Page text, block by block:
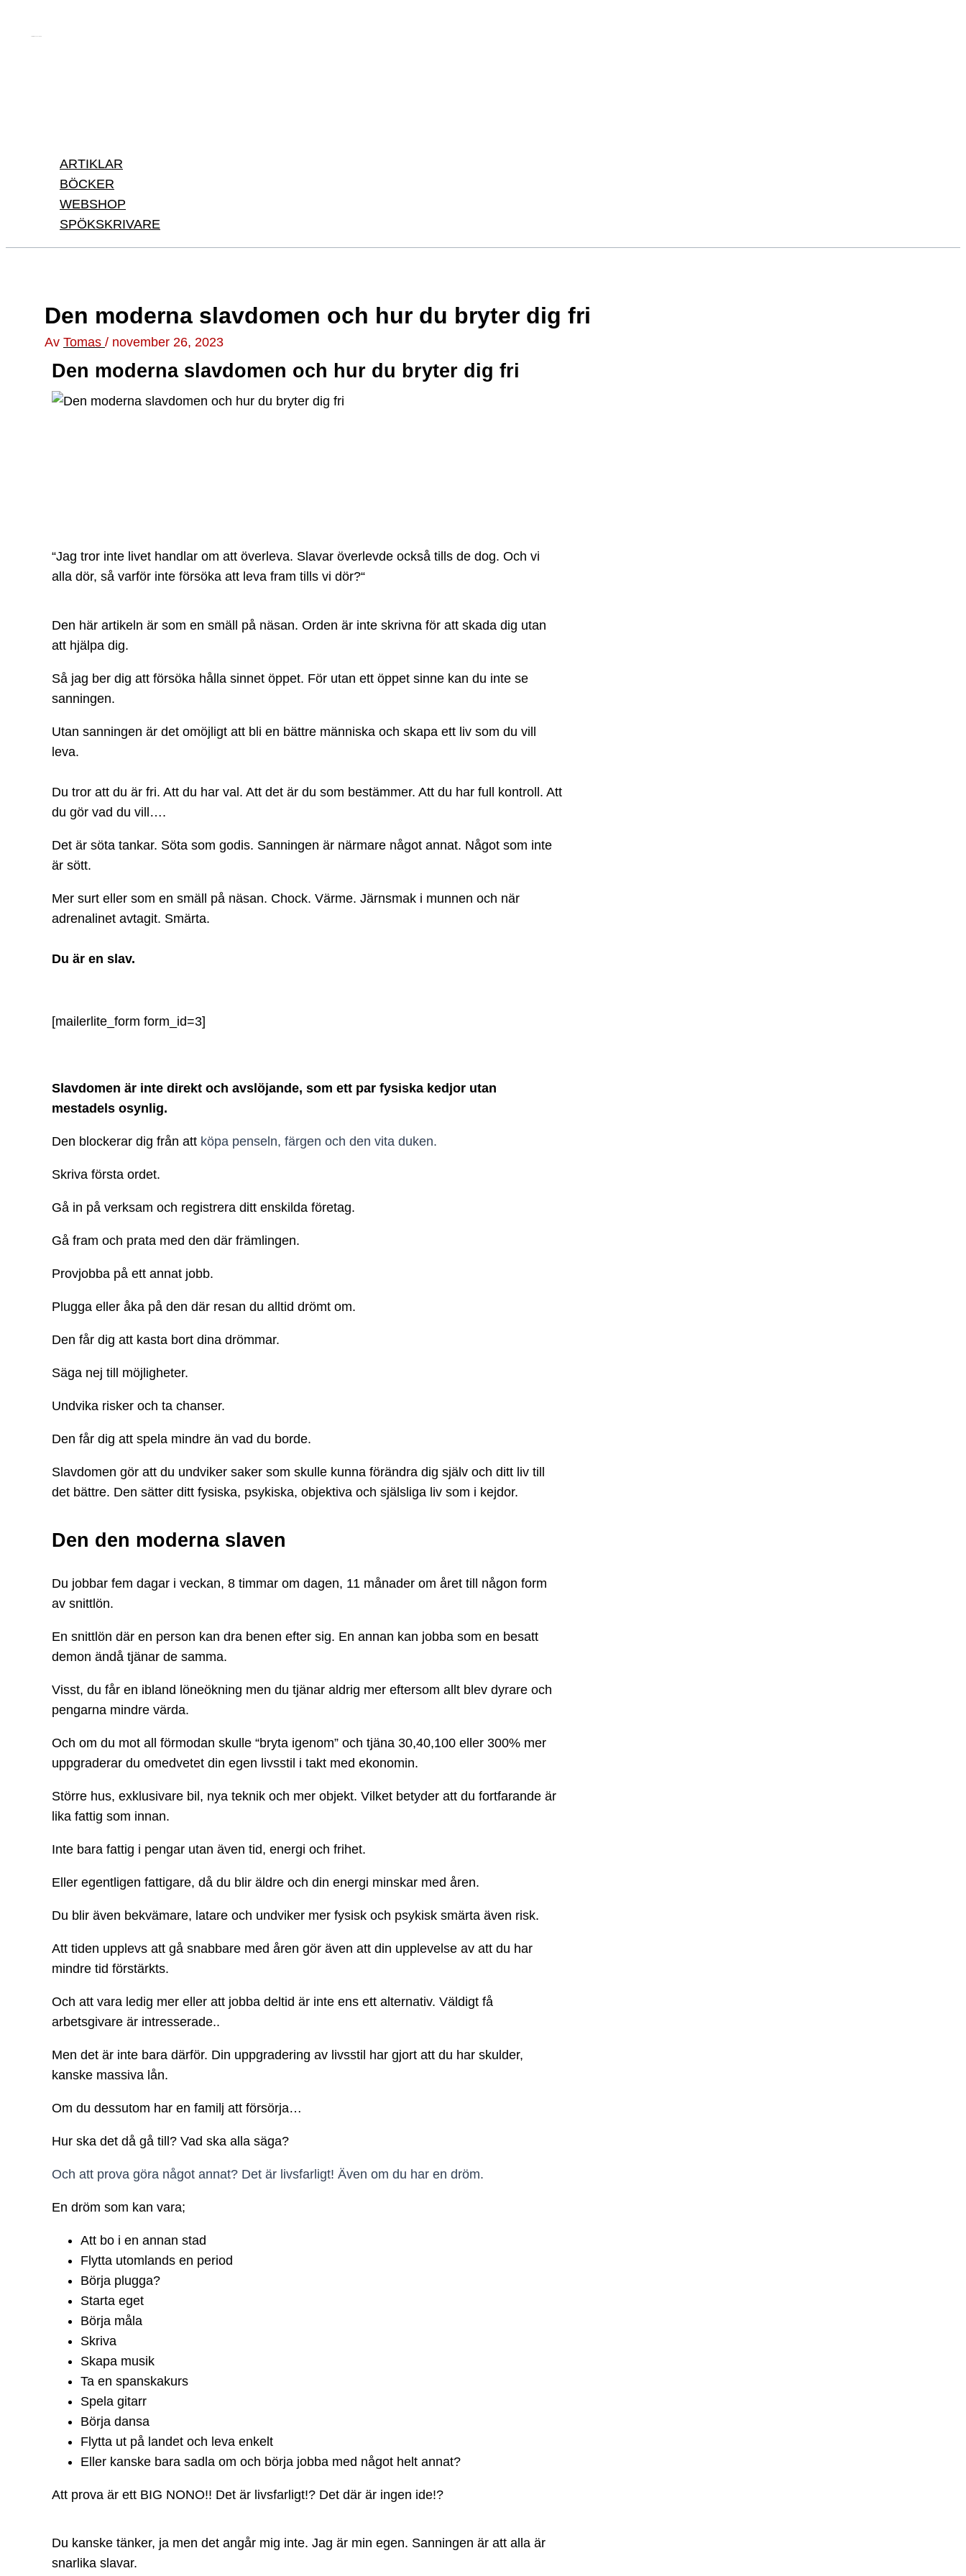
ARTIKLAR
BÖCKER
WEBSHOP
SPÖKSKRIVARE
Den moderna slavdomen och hur du bryter dig fri
Av Tomas / november 26, 2023
Den moderna slavdomen och hur du bryter dig fri
“Jag tror inte livet handlar om att överleva. Slavar överlevde också tills de dog. Och vi
alla dör, så varför inte försöka att leva fram tills vi dör?“
Den här artikeln är som en smäll på näsan. Orden är inte skrivna för att skada dig utan
att hjälpa dig.
Så jag ber dig att försöka hålla sinnet öppet. För utan ett öppet sinne kan du inte se
sanningen.
Utan sanningen är det omöjligt att bli en bättre människa och skapa ett liv som du vill
leva.
Du tror att du är fri. Att du har val. Att det är du som bestämmer. Att du har full kontroll. Att
du gör vad du vill….
Det är söta tankar. Söta som godis. Sanningen är närmare något annat. Något som inte
är sött.
Mer surt eller som en smäll på näsan. Chock. Värme. Järnsmak i munnen och när
adrenalinet avtagit. Smärta.
Du är en slav.
[mailerlite_form form_id=3]
Slavdomen är inte direkt och avslöjande, som ett par fysiska kedjor utan
mestadels osynlig.
Den blockerar dig från att köpa penseln, färgen och den vita duken.
Skriva första ordet.
Gå in på verksam och registrera ditt enskilda företag.
Gå fram och prata med den där främlingen.
Provjobba på ett annat jobb.
Plugga eller åka på den där resan du alltid drömt om.
Den får dig att kasta bort dina drömmar.
Säga nej till möjligheter.
Undvika risker och ta chanser.
Den får dig att spela mindre än vad du borde.
Slavdomen gör att du undviker saker som skulle kunna förändra dig själv och ditt liv till
det bättre. Den sätter ditt fysiska, psykiska, objektiva och själsliga liv som i kejdor.
Den den moderna slaven
Du jobbar fem dagar i veckan, 8 timmar om dagen, 11 månader om året till någon form
av snittlön.
En snittlön där en person kan dra benen efter sig. En annan kan jobba som en besatt
demon ändå tjänar de samma.
Visst, du får en ibland löneökning men du tjänar aldrig mer eftersom allt blev dyrare och
pengarna mindre värda.
Och om du mot all förmodan skulle “bryta igenom” och tjäna 30,40,100 eller 300% mer
uppgraderar du omedvetet din egen livsstil i takt med ekonomin.
Större hus, exklusivare bil, nya teknik och mer objekt. Vilket betyder att du fortfarande är
lika fattig som innan.
Inte bara fattig i pengar utan även tid, energi och frihet.
Eller egentligen fattigare, då du blir äldre och din energi minskar med åren.
Du blir även bekvämare, latare och undviker mer fysisk och psykisk smärta även risk.
Att tiden upplevs att gå snabbare med åren gör även att din upplevelse av att du har
mindre tid förstärkts.
Och att vara ledig mer eller att jobba deltid är inte ens ett alternativ. Väldigt få
arbetsgivare är intresserade..
Men det är inte bara därför. Din uppgradering av livsstil har gjort att du har skulder,
kanske massiva lån.
Om du dessutom har en familj att försörja…
Hur ska det då gå till? Vad ska alla säga?
Och att prova göra något annat? Det är livsfarligt! Även om du har en dröm.
En dröm som kan vara;
Att bo i en annan stad
Flytta utomlands en period
Börja plugga?
Starta eget
Börja måla
Skriva
Skapa musik
Ta en spanskakurs
Spela gitarr
Börja dansa
Flytta ut på landet och leva enkelt
Eller kanske bara sadla om och börja jobba med något helt annat?
Att prova är ett BIG NONO!! Det är livsfarligt!? Det där är ingen ide!?
Du kanske tänker, ja men det angår mig inte. Jag är min egen. Sanningen är att alla är
snarlika slavar.